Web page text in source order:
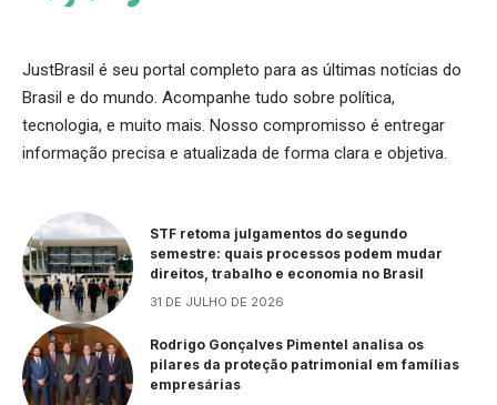
JustBrasil é seu portal completo para as últimas notícias do
Brasil e do mundo. Acompanhe tudo sobre política,
tecnologia, e muito mais. Nosso compromisso é entregar
informação precisa e atualizada de forma clara e objetiva.
STF retoma julgamentos do segundo
semestre: quais processos podem mudar
direitos, trabalho e economia no Brasil
31 DE JULHO DE 2026
Rodrigo Gonçalves Pimentel analisa os
pilares da proteção patrimonial em famílias
empresárias